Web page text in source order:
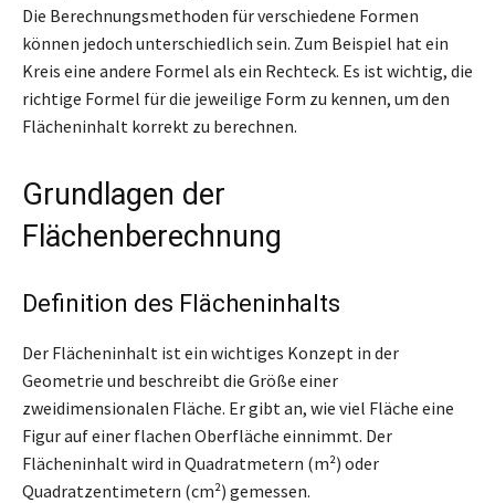
Die Berechnungsmethoden für verschiedene Formen
können jedoch unterschiedlich sein. Zum Beispiel hat ein
Kreis eine andere Formel als ein Rechteck. Es ist wichtig, die
richtige Formel für die jeweilige Form zu kennen, um den
Flächeninhalt korrekt zu berechnen.
Grundlagen der
Flächenberechnung
Definition des Flächeninhalts
Der Flächeninhalt ist ein wichtiges Konzept in der
Geometrie und beschreibt die Größe einer
zweidimensionalen Fläche. Er gibt an, wie viel Fläche eine
Figur auf einer flachen Oberfläche einnimmt. Der
Flächeninhalt wird in Quadratmetern (m²) oder
Quadratzentimetern (cm²) gemessen.